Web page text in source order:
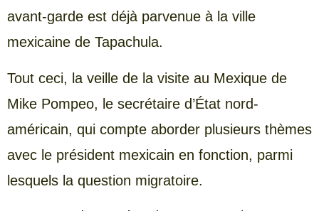
avant-garde est déjà parvenue à la ville
mexicaine de Tapachula.
Tout ceci, la veille de la visite au Mexique de
Mike Pompeo, le secrétaire d’État nord-
américain, qui compte aborder plusieurs thèmes
avec le président mexicain en fonction, parmi
lesquels la question migratoire.